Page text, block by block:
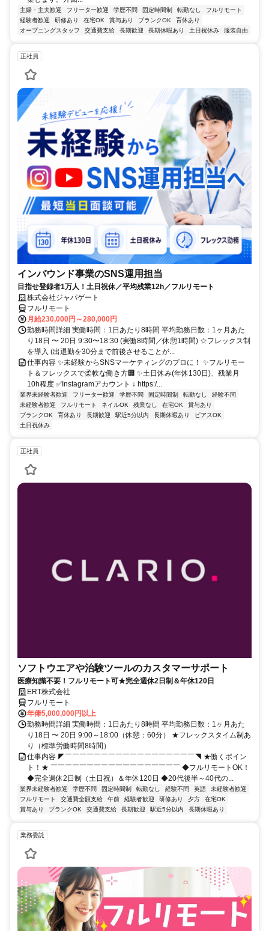
主婦・主夫歓迎 フリーター歓迎 学歴不問 固定時間制 転勤なし
フルリモート
経験者歓迎
研修あり 在宅OK 賞与あり ブランクOK
育休あり
オープニングスタッフ
交通費支給 長期歓迎 長期休暇あり 土日祝休み 服装自由
正社員
インバウンド事業のSNS運用担当
目指せ登録者1万人！土日祝休／平均残業12h／フルリモート
株式会社ジャパゲート
フルリモート
月給230,000円～280,000円
勤務時間詳細 実働時間：1日あたり8時間 平均勤務日数：1ヶ月あた
り18日 〜 20日 9:30〜18:30 (実働8時間／休憩1時間) ☆フレックス制
を導入 (出退勤を30分まで前後させることが...
仕事内容 ✨未経験からSNSマーケティングのプロに！ ✨フルリモー
ト＆フレックスで柔軟な働き方🏢 ✨土日休み(年休130日)、残業月
10h程度 ✅Instagramアカウント ↓ https:/...
業界未経験者歓迎 フリーター歓迎 学歴不問 固定時間制 転勤なし
経験不問
未経験者歓迎
フルリモート ネイルOK 残業なし 在宅OK
賞与あり
ブランクOK
育休あり 長期歓迎 駅近5分以内 長期休暇あり
ピアスOK
土日祝休み
正社員
ソフトウエアや治験ツールのカスタマーサポート
医療知識不要！フルリモート可★完全週休2日制＆年休120日
ERT株式会社
フルリモート
年俸5,000,000円以上
勤務時間詳細 実働時間：1日あたり8時間 平均勤務日数：1ヶ月あた
り18日 〜 20日 9:00～18:00（休憩：60分） ★フレックスタイム制あ
り（標準労働時間8時間）
仕事内容 ◤￣￣￣￣￣￣￣￣￣￣￣￣￣￣￣￣￣￣◥ ★働くポイン
ト！★ ￣￣￣￣￣￣￣￣￣￣￣￣￣￣￣￣￣￣ ◆フルリモートOK！
◆完全週休2日制（土日祝）＆年休120日 ◆20代後半～40代の...
業界未経験者歓迎 学歴不問 固定時間制 転勤なし 経験不問 英語
未経験者歓迎
フルリモート
交通費全額支給 午前 経験者歓迎 研修あり 夕方
在宅OK
賞与あり
ブランクOK 交通費支給 長期歓迎 駅近5分以内 長期休暇あり
業務委託